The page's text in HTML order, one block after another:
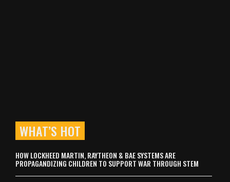
WHAT’S HOT
HOW LOCKHEED MARTIN, RAYTHEON & BAE SYSTEMS ARE
PROPAGANDIZING CHILDREN TO SUPPORT WAR THROUGH STEM